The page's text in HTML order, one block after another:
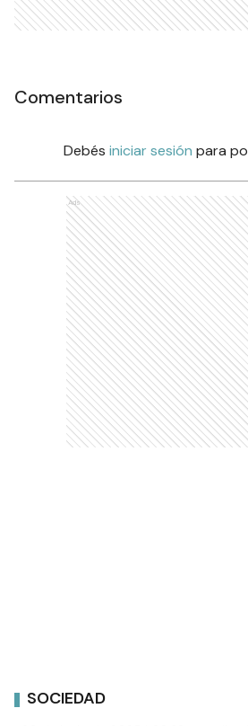
Comentarios
Debés iniciar sesión para
Ads
SOCIEDAD